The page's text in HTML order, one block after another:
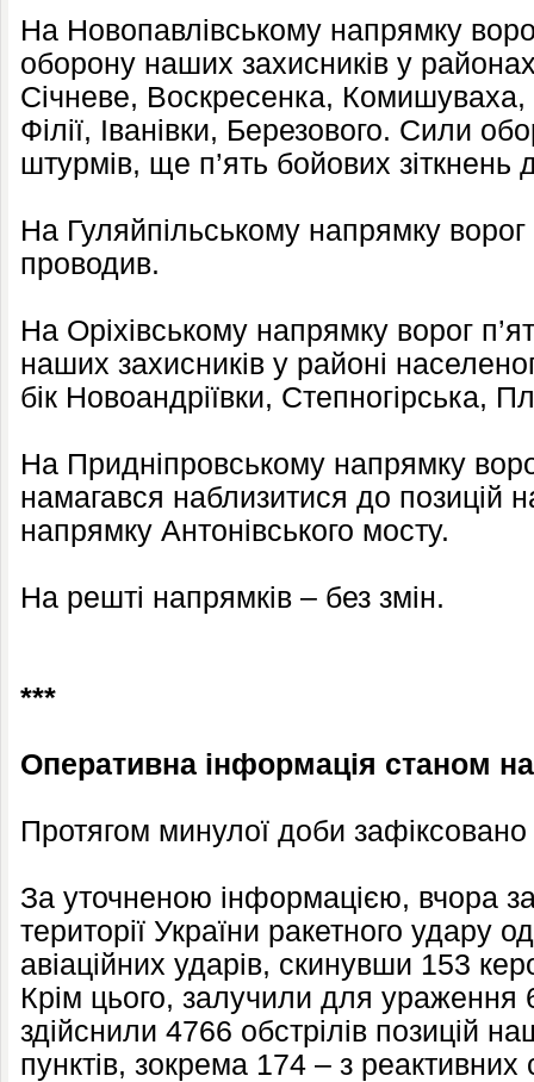
На Новопавлівському напрямку
оборону наших захисників у
Січневе, Воскресенка, Комишуваха,
Філії, Іванівки, Березового. Сили
штурмів, ще п’ять бойових зіткнень
На Гуляйпільському напрямку
проводив.
На Оріхівському напрямку ворог
наших захисників у районі
бік Новоандріївки, Степногірська,
На Придніпровському напрямку
намагався наблизитися до позицій
напрямку Антонівського мосту.
На решті напрямків – без змін.
***
Оперативна інформація станом
Протягом минулої доби зафіксовано
За уточненою інформацією, вчора
території України ракетного удару
авіаційних ударів, скинувши 153
Крім цього, залучили для ураження
здійснили 4766 обстрілів позицій
пунктів, зокрема 174 – з